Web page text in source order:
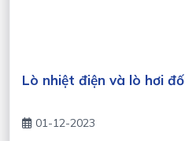
Lò nhiệt điện và lò hơi
01-12-2023